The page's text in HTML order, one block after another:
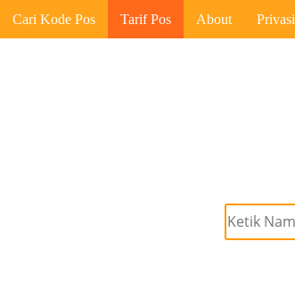
Cari Kode Pos Tarif Pos About Privasi